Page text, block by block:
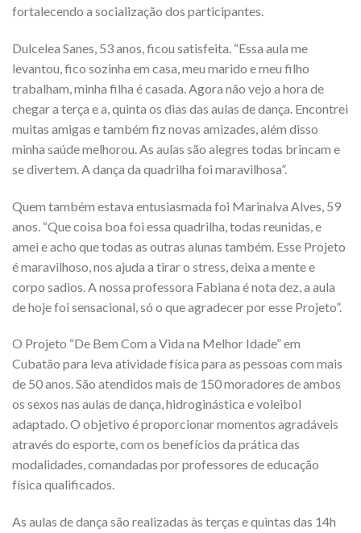
fortalecendo a socialização dos participantes.
Dulcelea Sanes, 53 anos, ficou satisfeita. “Essa aula me
levantou, fico sozinha em casa, meu marido e meu filho
trabalham, minha filha é casada. Agora não vejo a hora de
chegar a terça e a, quinta os dias das aulas de dança. Encontrei
muitas amigas e também fiz novas amizades, além disso
minha saúde melhorou. As aulas são alegres todas brincam e
se divertem. A dança da quadrilha foi maravilhosa”.
Quem também estava entusiasmada foi Marinalva Alves, 59
anos. “Que coisa boa foi essa quadrilha, todas reunidas, e
amei e acho que todas as outras alunas também. Esse Projeto
é maravilhoso, nos ajuda a tirar o stress, deixa a mente e
corpo sadios. A nossa professora Fabiana é nota dez, a aula
de hoje foi sensacional, só o que agradecer por esse Projeto”.
O Projeto “De Bem Com a Vida na Melhor Idade” em
Cubatão para leva atividade física para as pessoas com mais
de 50 anos. São atendidos mais de 150 moradores de ambos
os sexos nas aulas de dança, hidroginástica e voleibol
adaptado. O objetivo é proporcionar momentos agradáveis
através do esporte, com os benefícios da prática das
modalidades, comandadas por professores de educação
física qualificados.
As aulas de dança são realizadas às terças e quintas das 14h